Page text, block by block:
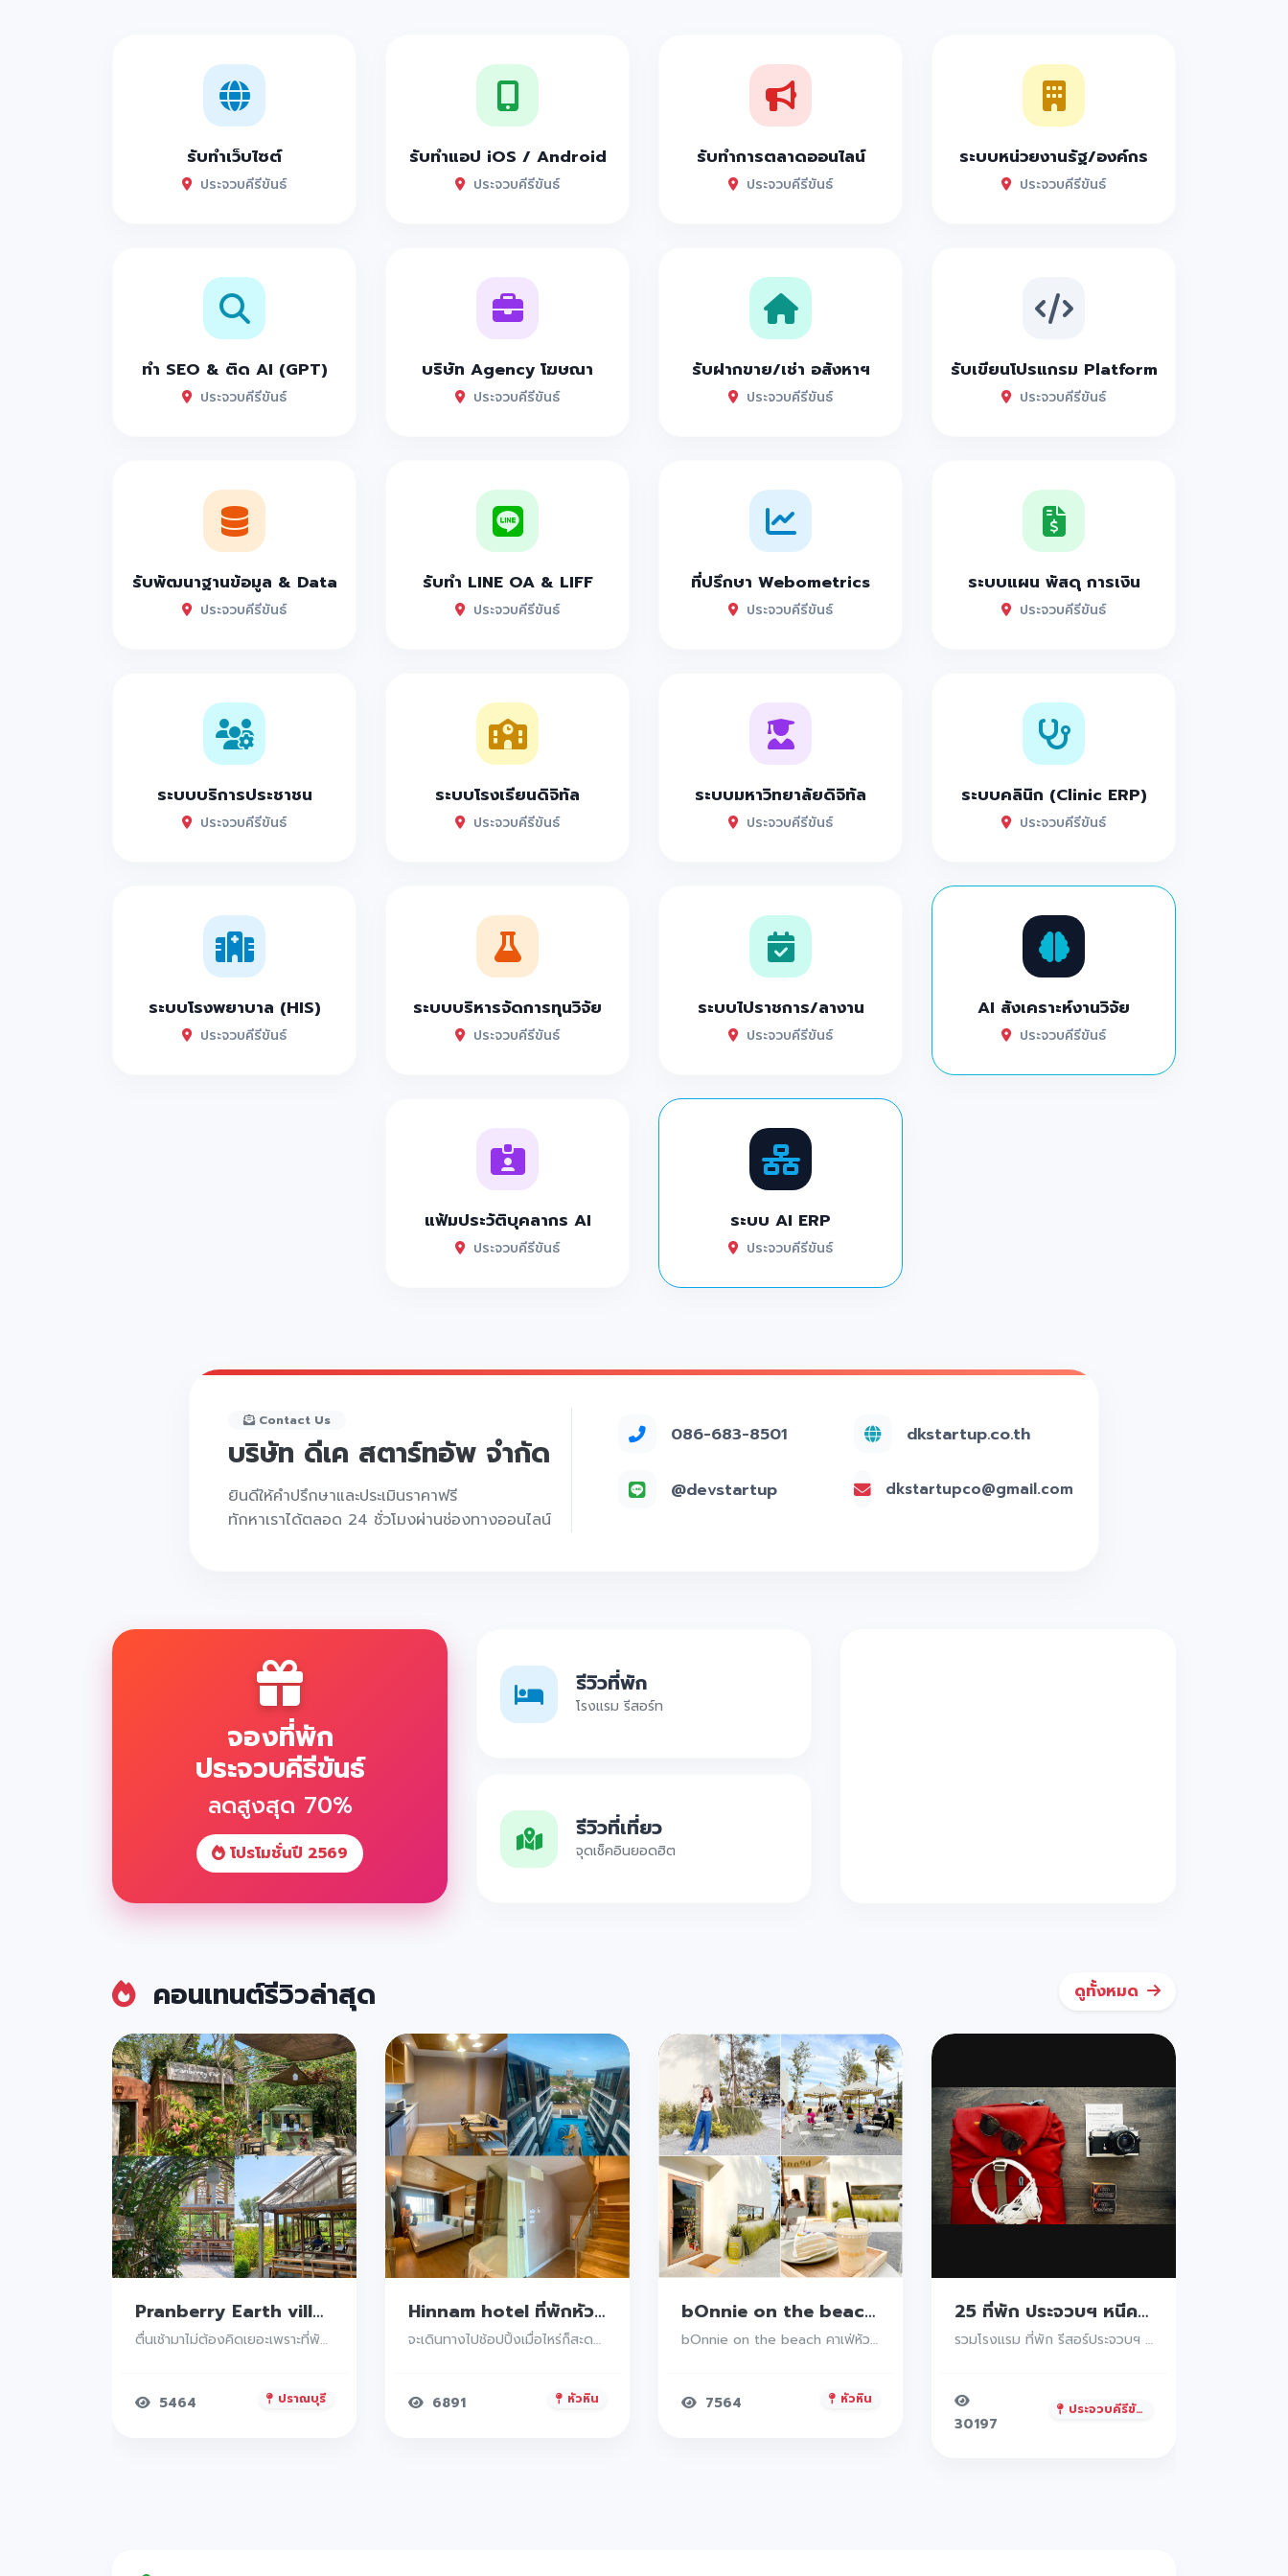
รับทำเว็บไซต์
ประจวบคีรีขันธ์
รับทำแอป iOS / Android
ประจวบคีรีขันธ์
รับทำการตลาดออนไลน์
ประจวบคีรีขันธ์
ระบบหน่วยงานรัฐ/องค์กร
ประจวบคีรีขันธ์
ทำ SEO & ติด AI (GPT)
ประจวบคีรีขันธ์
บริษัท Agency โฆษณา
ประจวบคีรีขันธ์
รับฝากขาย/เช่า อสังหาฯ
ประจวบคีรีขันธ์
รับเขียนโปรแกรม Platform
ประจวบคีรีขันธ์
รับพัฒนาฐานข้อมูล & Data
ประจวบคีรีขันธ์
รับทำ LINE OA & LIFF
ประจวบคีรีขันธ์
ที่ปรึกษา Webometrics
ประจวบคีรีขันธ์
ระบบแผน พัสดุ การเงิน
ประจวบคีรีขันธ์
ระบบบริการประชาชน
ประจวบคีรีขันธ์
ระบบโรงเรียนดิจิทัล
ประจวบคีรีขันธ์
ระบบมหาวิทยาลัยดิจิทัล
ประจวบคีรีขันธ์
ระบบคลินิก (Clinic ERP)
ประจวบคีรีขันธ์
ระบบโรงพยาบาล (HIS)
ประจวบคีรีขันธ์
ระบบบริหารจัดการทุนวิจัย
ประจวบคีรีขันธ์
ระบบไปราชการ/ลางาน
ประจวบคีรีขันธ์
AI สังเคราะห์งานวิจัย
ประจวบคีรีขันธ์
แฟ้มประวัติบุคลากร AI
ประจวบคีรีขันธ์
ระบบ AI ERP
ประจวบคีรีขันธ์
Contact Us
บริษัท ดีเค สตาร์ทอัพ จำกัด
ยินดีให้คำปรึกษาและประเมินราคาฟรี
ทักหาเราได้ตลอด 24 ชั่วโมงผ่านช่องทางออนไลน์
086-683-8501
@devstartup
dkstartup.co.th
dkstartupco@gmail.com
จองที่พัก
ประจวบคีรีขันธ์
ลดสูงสุด 70%
โปรโมชั่นปี 2569
รีวิวที่พัก
โรงแรม รีสอร์ท
รีวิวที่เที่ยว
จุดเช็คอินยอดฮิต
คอนเทนต์รีวิวล่าสุด ดูทั้งหมด
Hinnam hotel ที่พักหัวหิน ใครกำลังหาที่พักหัวหินจังหวัดประจวบคีรีขันธ์อยู่ใจกลางเมืองราคาหลักร้อยและบริการน่าประทับใจมว๊ากก เดินทางสะดวกสบายซึ่งอยู่ติดถนนใหญ่
จะเดินทางไปช้อปปิ้งเมื่อไหร่ก็สะดวก และยังมีสระว่ายน้ำกว้างขวางมาก บรรยากาศดีย์พร้อมอาหารเช้าอร่อยๆเมนูหลากหลาย
6891 หัวหิน
bOnnie on the beach คาเฟ่หัวหิน
bOnnie on the beach คาเฟ่หัวหิน
7564 หัวหิน
25 ที่พัก ประจวบฯ หนีความวุ่นวายไปพักผ่่อนชิวๆริมทะเล วิวหลักล้าน อาหารอร่อยเต็มสิบไม่หัก น้ำใสกรี๊งง วิวถ่ายรูปเพียงบอกเลยว่าเด็ดต้องห้ามพลาด
รวมโรงแรม ที่พัก รีสอร์ประจวบฯ คาเฟ่สวยๆสไตล์มินิมอล อัพเดทแล้ว 2026
ประจวบคีรีขันธ์
ปักหมุดเช็คอินหลวงปู่ทวด วัดห้วยมงคล ไหว้พระทำบุญให้สุขใจกับปฏิมากรรมองค์จำลองหลวงพ่อทวดองค์ใหญ่ที่สุดในโลก
อิทธิปาฏิหาริย์ของหลวงพ่อทวด (เหยียบน้ำทะเลจืด) ที่พุทธศาสนิกชนในภาคใต้ให้ความ เคารพ เลื่อมใสมาเป็นเวลานาน
23285
ประจวบคีรีขันธ์